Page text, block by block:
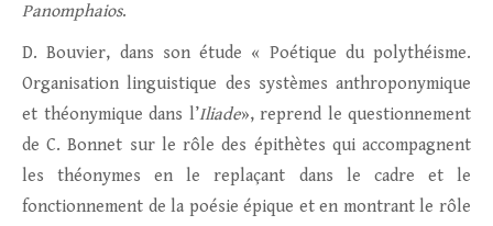
Panomphaios.
D. Bouvier, dans son étude « Poétique du polythéisme.
Organisation linguistique des systèmes anthroponymique
et théonymique dans l’Iliade», reprend le questionnement
de C. Bonnet sur le rôle des épithètes qui accompagnent
les théonymes en le replaçant dans le cadre et le
fonctionnement de la poésie épique et en montrant le rôle